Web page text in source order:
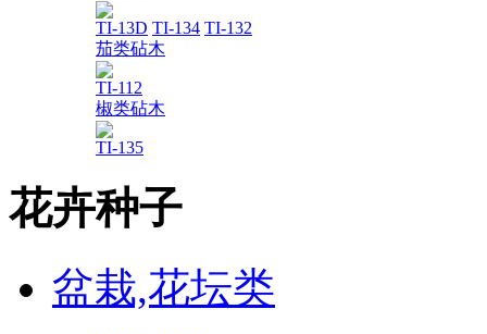
TI-13D TI-134 TI-132
茄类砧木
TI-112
椒类砧木
TI-135
花卉种子
盆栽,花坛类